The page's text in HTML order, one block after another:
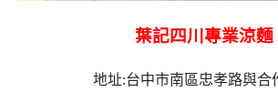
葉記四川專業涼麵
地址:台中市南區忠孝路與合